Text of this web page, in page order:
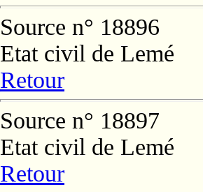
Source n° 18896
Etat civil de Lemé
Retour
Source n° 18897
Etat civil de Lemé
Retour